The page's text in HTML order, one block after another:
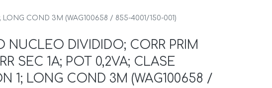
LONG COND 3M (WAG100658 / 855-4001/150-001)
NUCLEO DIVIDIDO; CORR PRIM
SEC 1A; POT 0,2VA; CLASE
1; LONG COND 3M (WAG100658 /